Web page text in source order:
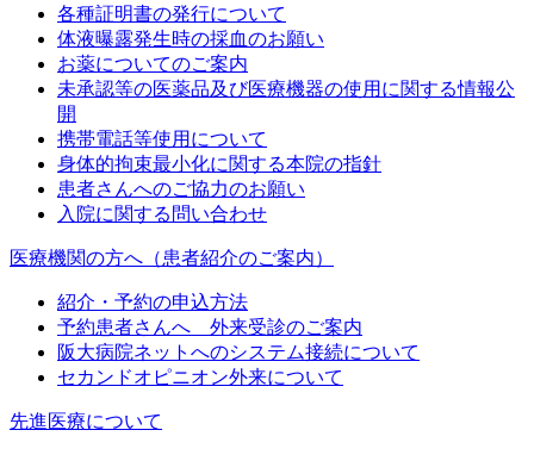
各種証明書の発行について
体液曝露発生時の採血のお願い
お薬についてのご案内
未承認等の医薬品及び医療機器の使用に関する情報公
開
携帯電話等使用について
身体的拘束最小化に関する本院の指針
患者さんへのご協力のお願い
入院に関する問い合わせ
医療機関の方へ（患者紹介のご案内）
紹介・予約の申込方法
予約患者さんへ 外来受診のご案内
阪大病院ネットへのシステム接続について
セカンドオピニオン外来について
先進医療について